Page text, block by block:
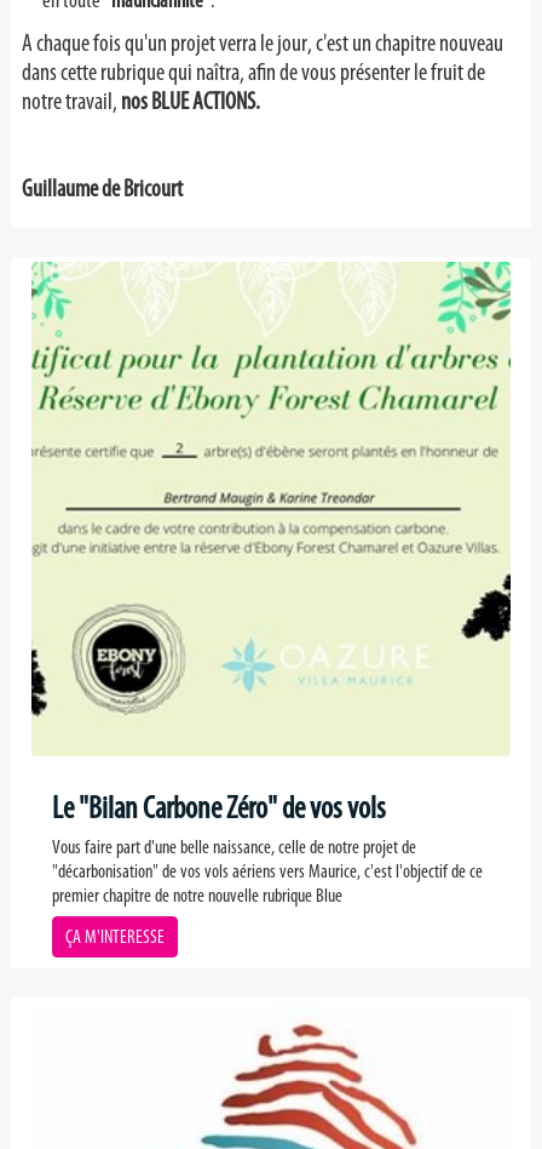
A chaque fois qu'un projet verra le jour, c'est un chapitre nouveau
dans cette rubrique qui naîtra, afin de vous présenter le fruit de
notre travail, nos BLUE ACTIONS.
Guillaume de Bricourt
Le "Bilan Carbone Zéro" de vos vols
Vous faire part d'une belle naissance, celle de notre projet de
"décarbonisation" de vos vols aériens vers Maurice, c'est l'objectif de ce
premier chapitre de notre nouvelle rubrique Blue
ÇA M'INTERESSE